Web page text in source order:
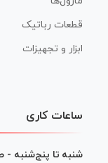
قطعات رباتیک
ابزار و تجهیزات
ساعات کاری
شنبه تا پنج‌شنبه -